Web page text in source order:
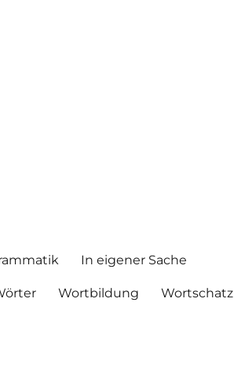
In eigener Sache
Wortbildung Wortschatz